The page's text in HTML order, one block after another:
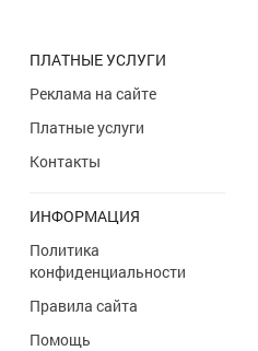
ПЛАТНЫЕ УСЛУГИ
Реклама на сайте
Платные услуги
Контакты
ИНФОРМАЦИЯ
Политика
конфиденциальности
Правила сайта
Помощь